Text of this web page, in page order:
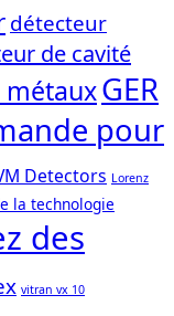
détecteur
de cavité
métauxGER
pour
Detectors Lorenz
la technologie
des
vitran vx 10